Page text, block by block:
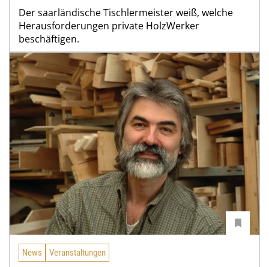
Der saarländische Tischlermeister weiß, welche
Herausforderungen private HolzWerker
beschäftigen.
News Veranstaltungen